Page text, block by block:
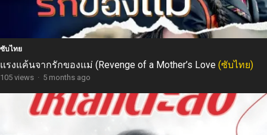
ซับไทย
แรงแค้นจากรักของแม่ (Revenge of a Mother’s Love (ซับไทย)
105 views · 5 months ago